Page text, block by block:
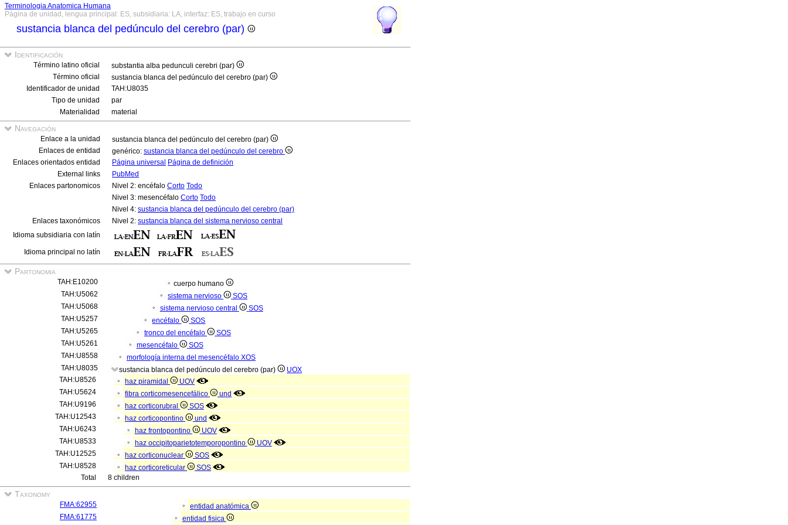
Terminologia Anatomica Humana
Página de unidad, lengua principal: ES, subsidiaria: LA, interfaz: ES, trabajo en curso
sustancia blanca del pedúnculo del cerebro (par)
Identificación
Término latino oficial
substantia alba pedunculi cerebri (par)
Término oficial
sustancia blanca del pedúnculo del cerebro (par)
Identificador de unidad
TAH:U8035
Tipo de unidad
par
Materialidad
material
Navegación
Enlace a la unidad
sustancia blanca del pedúnculo del cerebro (par)
Enlaces de entidad
genérico: sustancia blanca del pedúnculo del cerebro
Enlaces orientados entidad
Página universal Página de definición
External links
PubMed
Enlaces partonomicos
Nivel 2: encéfalo Corto Todo
Nivel 3: mesencéfalo Corto Todo
Nivel 4: sustancia blanca del pedúnculo del cerebro (par)
Enlaces taxonómicos
Nivel 2: sustancia blanca del sistema nervioso central
Idioma subsidiaria con latín
Idioma principal no latín
Partonomia
TAH:E10200
cuerpo humano
TAH:U5062
sistema nervioso
SOS
TAH:U5068
sistema nervioso central
SOS
TAH:U5257
encéfalo
SOS
TAH:U5265
tronco del encéfalo
SOS
TAH:U5261
mesencéfalo
SOS
TAH:U8558
morfología interna del mesencéfalo XOS
TAH:U8035
sustancia blanca del pedúnculo del cerebro (par)
UOX
TAH:U8526
haz piramidal
UOV
TAH:U5624
fibra corticomesencefálico
und
TAH:U9196
haz corticorubral
SOS
TAH:U12543
haz corticopontino
und
TAH:U6243
haz frontopontino
UOV
TAH:U8533
haz occipitoparietotemporopontino
UOV
TAH:U12525
haz corticonuclear
SOS
TAH:U8528
haz corticoreticular
SOS
Total
8 children
Taxonomy
FMA:62955
entidad anatómica
FMA:61775
entidad fisica